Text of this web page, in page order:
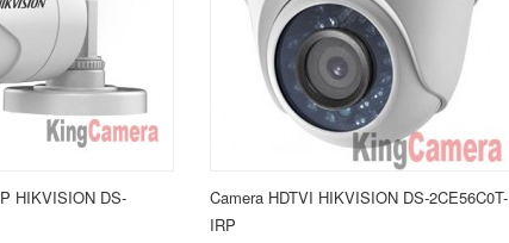
HIKVISION DS-
Camera HDTVI HIKVISION DS-2CE56C0T-
IRP